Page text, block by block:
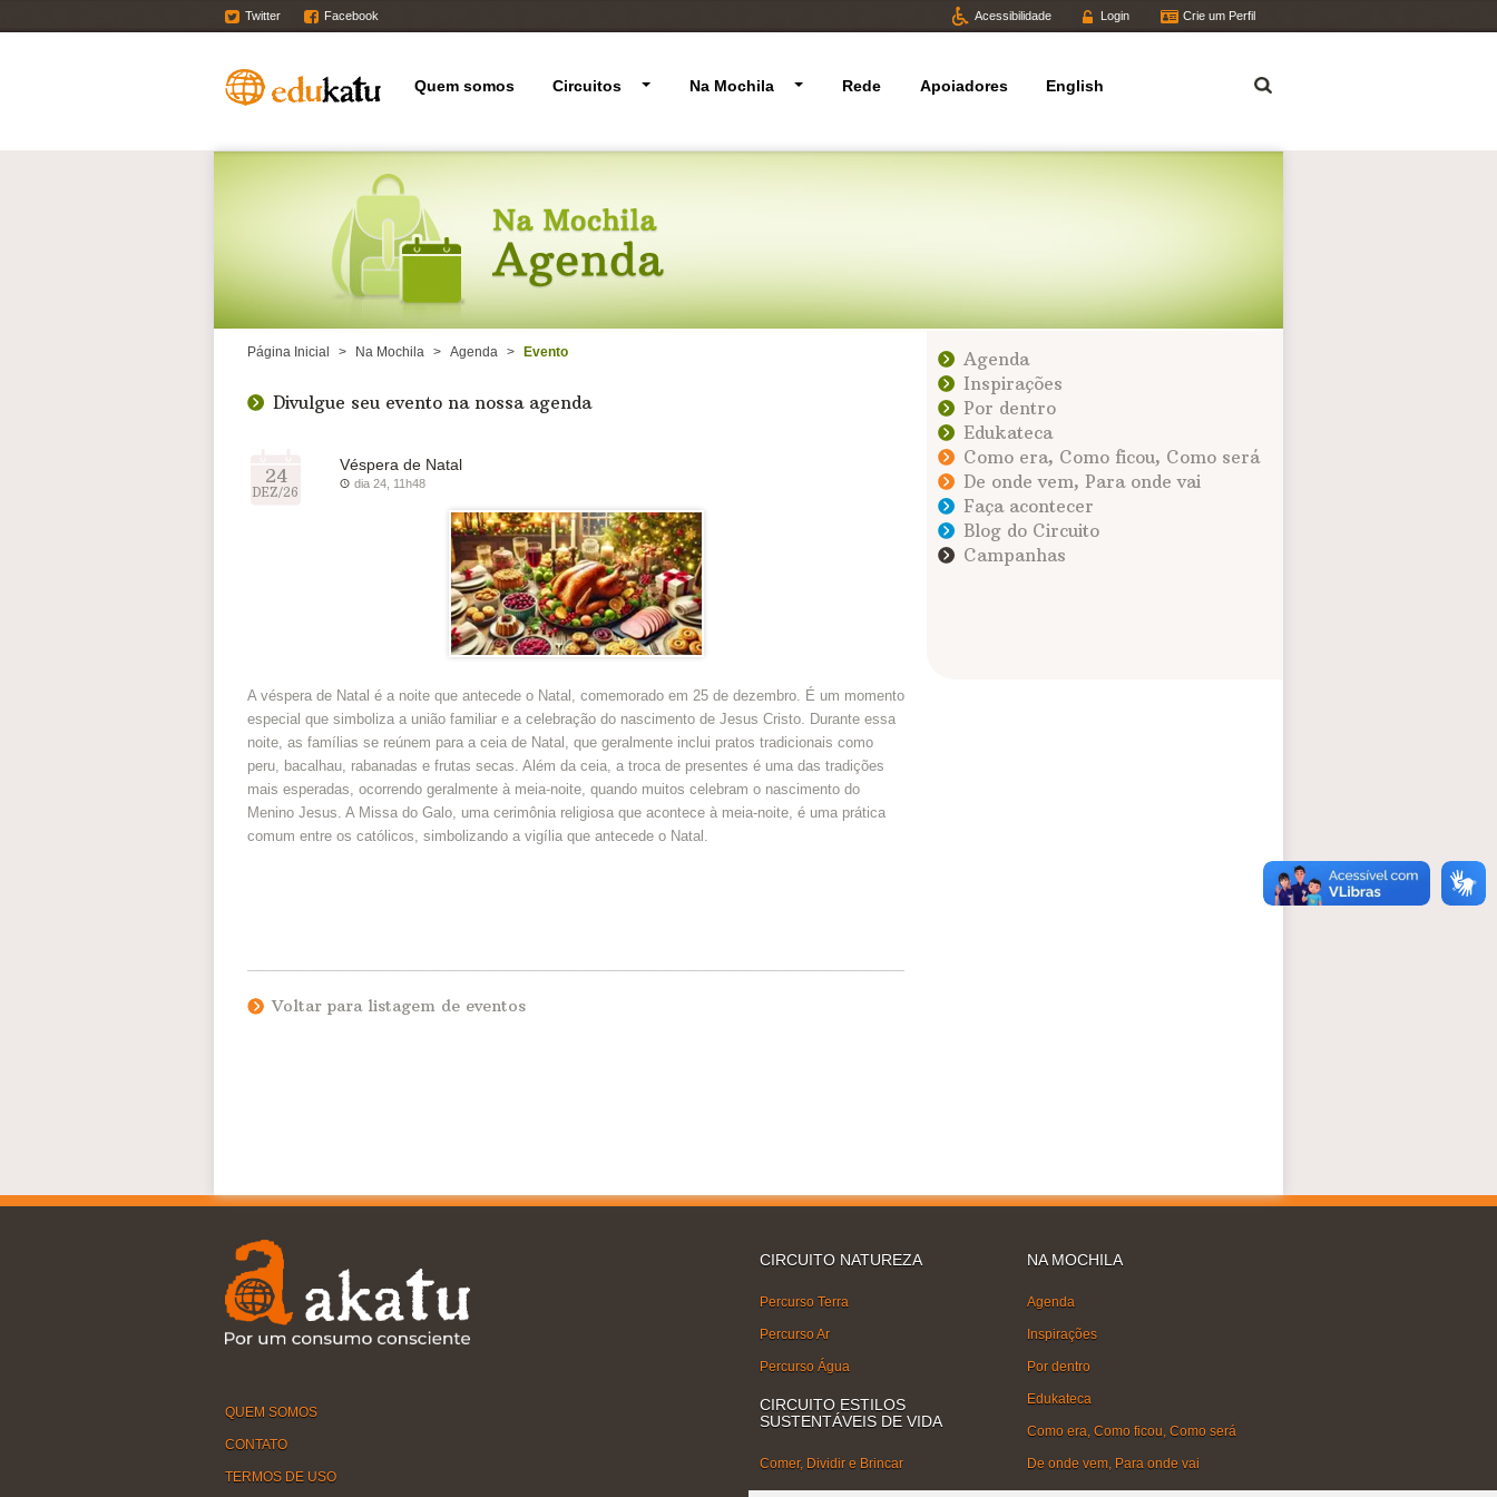
Twitter Facebook Acessibilidade Login Crie um Perfil
Quem somos Circuitos Na Mochila Rede Apoiadores English Termo
Página Inicial > Na Mochila > Agenda > Evento
Divulgue seu evento na nossa agenda
24
DEZ/26
Véspera de Natal
dia 24, 11h48
A véspera de Natal é a noite que antecede o Natal, comemorado em 25 de dezembro. É um momento
especial que simboliza a união familiar e a celebração do nascimento de Jesus Cristo. Durante essa
noite, as famílias se reúnem para a ceia de Natal, que geralmente inclui pratos tradicionais como
peru, bacalhau, rabanadas e frutas secas. Além da ceia, a troca de presentes é uma das tradições
mais esperadas, ocorrendo geralmente à meia-noite, quando muitos celebram o nascimento do
Menino Jesus. A Missa do Galo, uma cerimônia religiosa que acontece à meia-noite, é uma prática
comum entre os católicos, simbolizando a vigília que antecede o Natal.
Voltar para listagem de eventos
Agenda
Inspirações
Por dentro
Edukateca
Como era, Como ficou, Como será
De onde vem, Para onde vai
Faça acontecer
Blog do Circuito
Campanhas
QUEM SOMOS
CONTATO
TERMOS DE USO
CIRCUITO NATUREZA
Percurso Terra
Percurso Ar
Percurso Água
CIRCUITO ESTILOS
SUSTENTÁVEIS DE VIDA
Comer, Dividir e Brincar
NA MOCHILA
Agenda
Inspirações
Por dentro
Edukateca
Como era, Como ficou, Como será
De onde vem, Para onde vai